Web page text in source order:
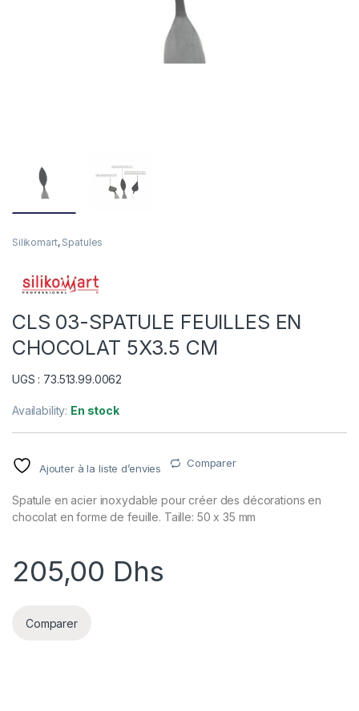
Silikomart, Spatules
CLS 03-SPATULE FEUILLES EN
CHOCOLAT 5X3.5 CM
UGS : 73.513.99.0062
Availability: En stock
Ajouter à la liste d’envies Comparer
Spatule en acier inoxydable pour créer des décorations en
chocolat en forme de feuille. Taille: 50 x 35 mm
205,00 Dhs
Comparer